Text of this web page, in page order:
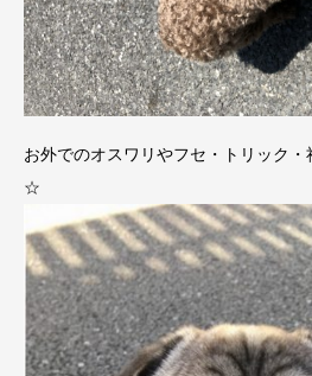
お外でのオスワリやフセ・トリック
☆